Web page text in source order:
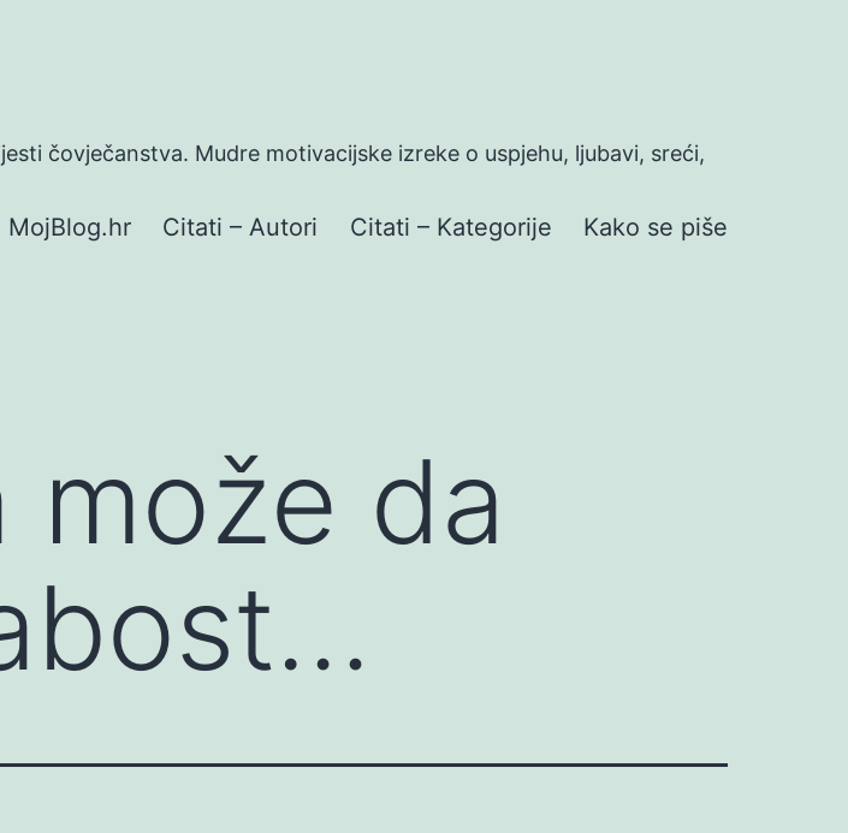
čovječanstva. Mudre motivacijske izreke o uspjehu, ljubavi, sreći,
MojBlog.hr Citati – Autori Citati – Kategorije Kako se piše
može da